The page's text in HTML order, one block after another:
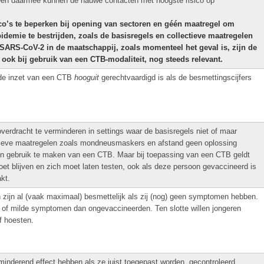
te beperken bij opening van sectoren en géén maatregel om
te bestrijden, zoals de basisregels en collectieve maatregelen
CoV-2 in de maatschappij, zoals momenteel het geval is, zijn de
bij gebruik van een CTB-modaliteit, nog steeds relevant.
inzet van een CTB hooguit gerechtvaardigd is als de besmettingscijfers
te verminderen in settings waar de basisregels niet of maar
maatregelen zoals mondneusmaskers en afstand geen oplossing
gebruik te maken van een CTB. Maar bij toepassing van een CTB geldt
blijven en zich moet laten testen, ook als deze persoon gevaccineerd is
al (vaak maximaal) besmettelijk als zij (nog) geen symptomen hebben.
milde symptomen dan ongevaccineerden. Ten slotte willen jongeren
hoesten.
effect hebben als ze juist toegepast worden, gecontroleerd